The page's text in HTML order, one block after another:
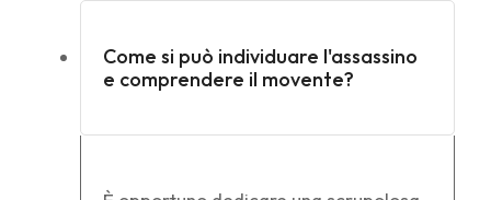
Come si può individuare l'assassino
e comprendere il movente?